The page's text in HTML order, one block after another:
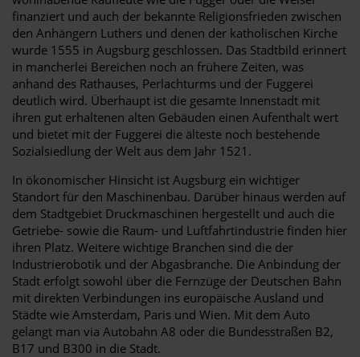
finanziert und auch der bekannte Religionsfrieden zwischen
den Anhängern Luthers und denen der katholischen Kirche
wurde 1555 in Augsburg geschlossen. Das Stadtbild erinnert
in mancherlei Bereichen noch an frühere Zeiten, was
anhand des Rathauses, Perlachturms und der Fuggerei
deutlich wird. Überhaupt ist die gesamte Innenstadt mit
ihren gut erhaltenen alten Gebäuden einen Aufenthalt wert
und bietet mit der Fuggerei die älteste noch bestehende
Sozialsiedlung der Welt aus dem Jahr 1521.
In ökonomischer Hinsicht ist Augsburg ein wichtiger
Standort für den Maschinenbau. Darüber hinaus werden auf
dem Stadtgebiet Druckmaschinen hergestellt und auch die
Getriebe- sowie die Raum- und Luftfahrtindustrie finden hier
ihren Platz. Weitere wichtige Branchen sind die der
Industrierobotik und der Abgasbranche. Die Anbindung der
Stadt erfolgt sowohl über die Fernzüge der Deutschen Bahn
mit direkten Verbindungen ins europäische Ausland und
Städte wie Amsterdam, Paris und Wien. Mit dem Auto
gelangt man via Autobahn A8 oder die Bundesstraßen B2,
B17 und B300 in die Stadt.